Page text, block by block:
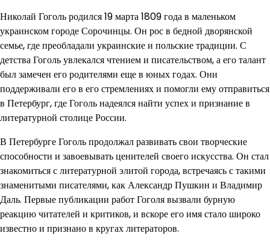
Николай Гоголь родился 19 марта 1809 года в маленьком
украинском городе Сорочинцы. Он рос в бедной дворянской
семье, где преобладали украинские и польские традиции. С
детства Гоголь увлекался чтением и писательством, а его талант
был замечен его родителями еще в юных годах. Они
поддерживали его в его стремлениях и помогли ему отправиться
в Петербург, где Гоголь надеялся найти успех и признание в
литературной столице России.
В Петербурге Гоголь продолжал развивать свои творческие
способности и завоевывать ценителей своего искусства. Он стал
знакомиться с литературной элитой города, встречаясь с такими
знаменитыми писателями, как Александр Пушкин и Владимир
Даль. Первые публикации работ Гоголя вызвали бурную
реакцию читателей и критиков, и вскоре его имя стало широко
известно и признано в кругах литераторов.